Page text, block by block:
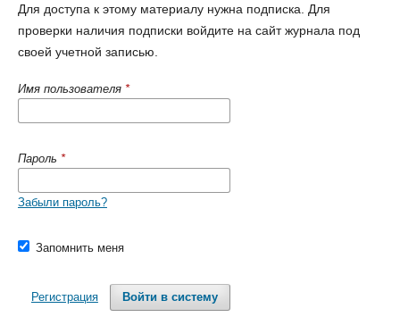
Для доступа к этому материалу нужна подписка. Для
проверки наличия подписки войдите на сайт журнала под
своей учетной записью.
Имя пользователя *
Пароль *
Забыли пароль?
Запомнить меня
Войти в систему
Регистрация